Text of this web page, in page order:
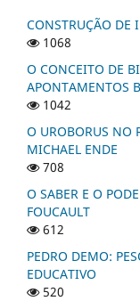
CONSTRUÇÃO DE
1068
O CONCEITO DE
APONTAMENTOS
1042
O UROBORUS NO
MICHAEL ENDE
708
O SABER E O
FOUCAULT
612
PEDRO DEMO:
EDUCATIVO
520